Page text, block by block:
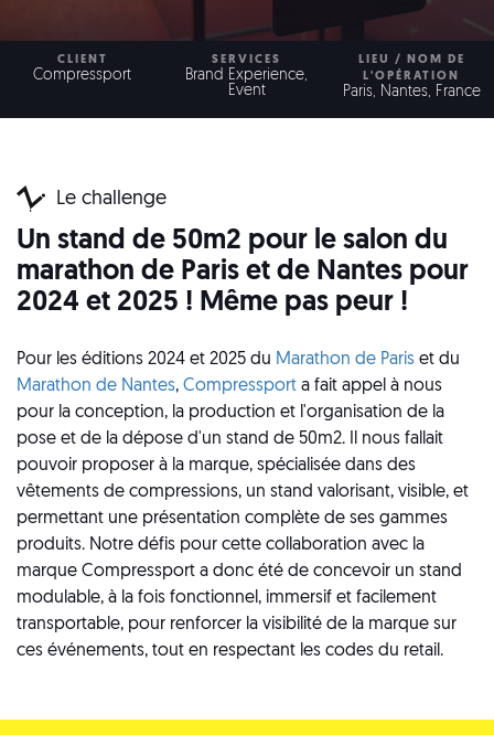
CLIENT
Compressport
SERVICES
Brand Experience,
Event
LIEU / NOM DE
L'OPÉRATION
Paris, Nantes, France
Le challenge
Un stand de 50m2 pour le salon du
marathon de Paris et de Nantes pour
2024 et 2025 ! Même pas peur !
Pour les éditions 2024 et 2025 du Marathon de Paris et du
Marathon de Nantes, Compressport a fait appel à nous
pour la conception, la production et l'organisation de la
pose et de la dépose d'un stand de 50m2. Il nous fallait
pouvoir proposer à la marque, spécialisée dans des
vêtements de compressions, un stand valorisant, visible, et
permettant une présentation complète de ses gammes
produits. Notre défis pour cette collaboration avec la
marque Compressport a donc été de concevoir un stand
modulable, à la fois fonctionnel, immersif et facilement
transportable, pour renforcer la visibilité de la marque sur
ces événements, tout en respectant les codes du retail.